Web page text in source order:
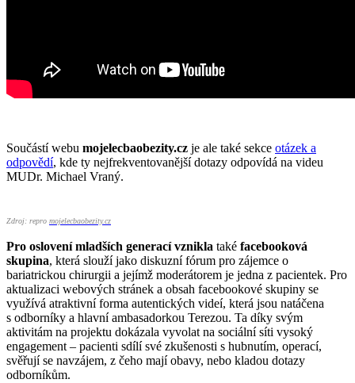
Součástí webu mojelecbaobezity.cz je ale také sekce otázek a
odpovědí, kde ty nejfrekventovanější dotazy odpovídá na videu
MUDr. Michael Vraný.
Zdroj: repro mojelecbaobezity.cz
Pro oslovení mladších generací vznikla také facebooková
skupina, která slouží jako diskuzní fórum pro zájemce o
bariatrickou chirurgii a jejímž moderátorem je jedna z pacientek. Pro
aktualizaci webových stránek a obsah facebookové skupiny se
využívá atraktivní forma autentických videí, která jsou natáčena
s odborníky a hlavní ambasadorkou Terezou. Ta díky svým
aktivitám na projektu dokázala vyvolat na sociální síti vysoký
engagement – pacienti sdílí své zkušenosti s hubnutím, operací,
svěřují se navzájem, z čeho mají obavy, nebo kladou dotazy
odborníkům.